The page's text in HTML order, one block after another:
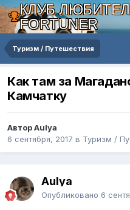
КЛУБ
FORTUNER
Туризм / Путешествия
Как там за
Камчатку
Автор Aulya
6 сентября, 2017 в Туризм /
Aulya
Опубликовано 6